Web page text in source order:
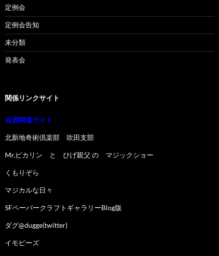
定例会
定例会告知
未分類
発表会
関係リンクサイト
会員関連サイト
北新地奇術倶楽部 吹田支部
Mr.ピカリン と ひげ親父 の マジックショー
くもりぞら
マジカルな日々
SFペーパークラフトギャラリーBlog版
ダグ@dugge(twitter)
イモピーズ